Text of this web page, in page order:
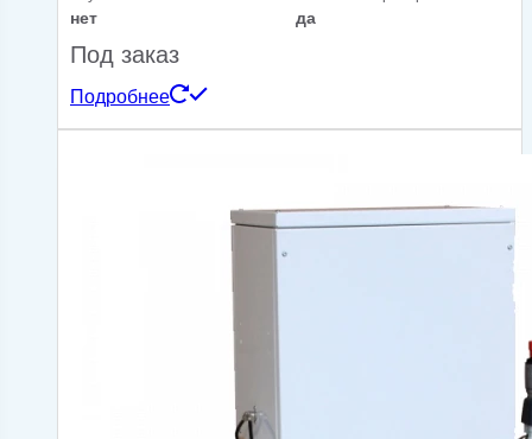
нет да
Под заказ
Подробнее